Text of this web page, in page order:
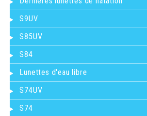
S9UV
S85UV
S84
Lunettes d'eau libre
S74UV
S74